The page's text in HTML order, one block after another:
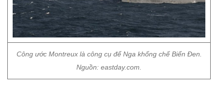
Công ước Montreux là công cụ để Nga khống chế Biển Đen.
Nguồn: eastday.com.